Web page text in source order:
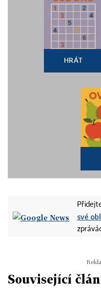
HRÁT
své
Související